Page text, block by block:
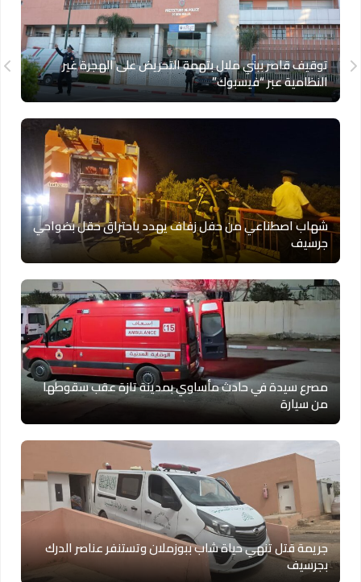
توقيف قاصر ببني ملال بتهمة التحريض على الهجرة غير
النظامية عبر “فيسبوك”
شهاب اصطناعي من حفل زفاف يهدد باحتراق حقل بضواحي
جرسيف
مصرع سيدة في حادث مأساوي بمدينة تازة عقب سقوطها
من سيارة
جريمة قتل تنهي حياة شاب ببوزملان وتستنفر عناصر الدرك
بجرسيف